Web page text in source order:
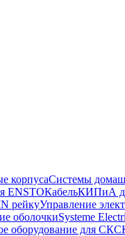
корпусаСистемы
ENSTOКабельКИПиА
рейкуУправление
оболочкиSysteme
оборудование для СКС